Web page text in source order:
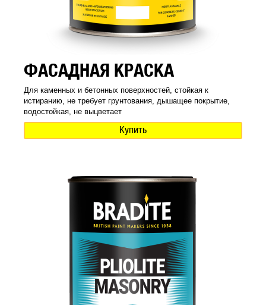
ФАСАДНАЯ КРАСКА
Для каменных и бетонных поверхностей, стойкая к
истиранию, не требует грунтования, дышащее покрытие,
водостойкая, не выцветает
Купить